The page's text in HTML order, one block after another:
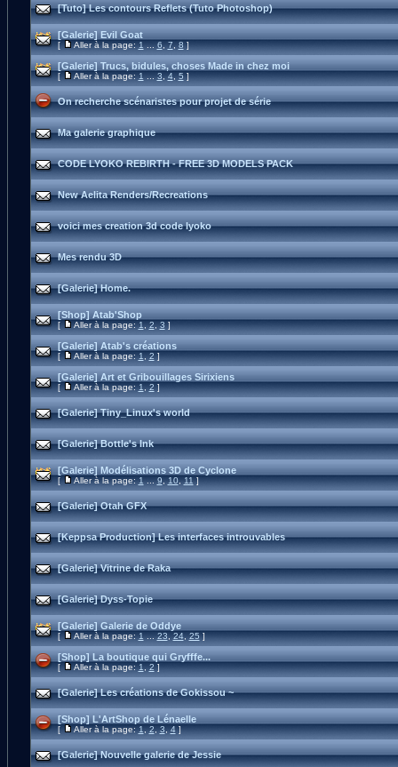
[Tuto] Les contours Reflets (Tuto Photoshop)
[Galerie] Evil Goat
[ Aller à la page:1...6,7,8]
[Galerie] Trucs, bidules, choses Made in chez moi
[ Aller à la page:1...3,4,5]
On recherche scénaristes pour projet de série
Ma galerie graphique
CODE LYOKO REBIRTH - FREE 3D MODELS PACK
New Aelita Renders/Recreations
voici mes creation 3d code lyoko
Mes rendu 3D
[Galerie] Home.
[Shop] Atab'Shop
[ Aller à la page:1,2,3]
[Galerie] Atab's créations
[ Aller à la page:1,2]
[Galerie] Art et Gribouillages Sirixiens
[ Aller à la page:1,2]
[Galerie] Tiny_Linux's world
[Galerie] Bottle's Ink
[Galerie] Modélisations 3D de Cyclone
[ Aller à la page:1...9,10,11]
[Galerie] Otah GFX
[Keppsa Production] Les interfaces introuvables
[Galerie] Vitrine de Raka
[Galerie] Dyss-Topie
[Galerie] Galerie de Oddye
[ Aller à la page:1...23,24,25]
[Shop] La boutique qui Gryfffe...
[ Aller à la page:1,2]
[Galerie] Les créations de Gokissou ~
[Shop] L'ArtShop de Lénaelle
[ Aller à la page:1,2,3,4]
[Galerie] Nouvelle galerie de Jessie